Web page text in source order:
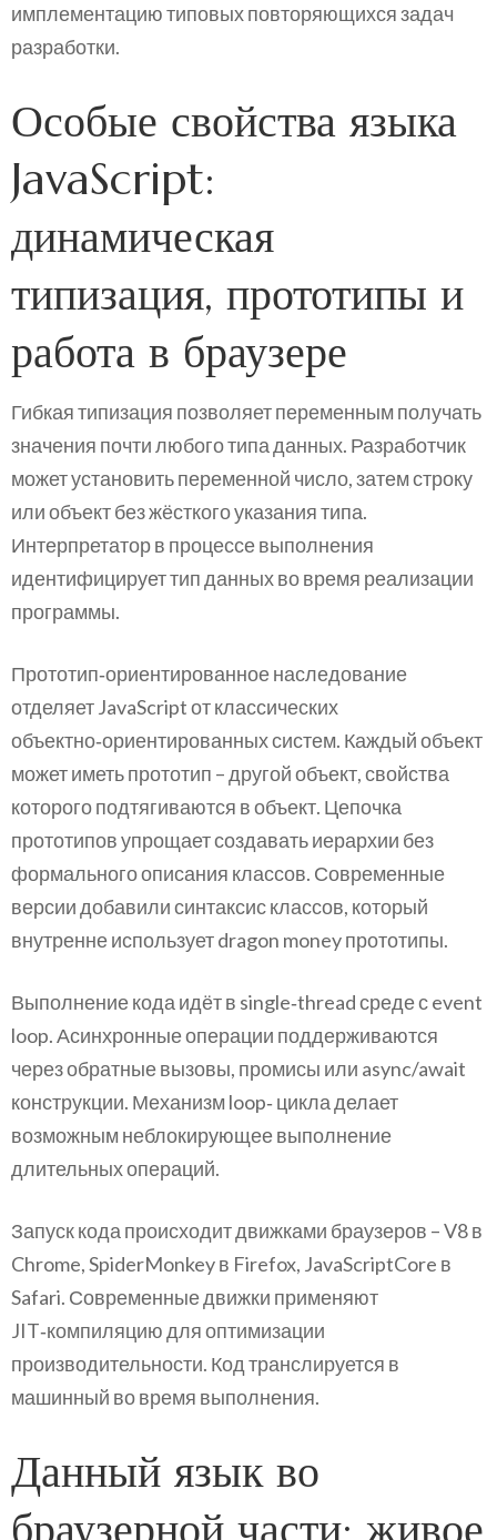
имплементацию типовых повторяющихся задач
разработки.
Особые свойства языка
JavaScript:
динамическая
типизация, прототипы и
работа в браузере
Гибкая типизация позволяет переменным получать
значения почти любого типа данных. Разработчик
может установить переменной число, затем строку
или объект без жёсткого указания типа.
Интерпретатор в процессе выполнения
идентифицирует тип данных во время реализации
программы.
Прототип‑ориентированное наследование
отделяет JavaScript от классических
объектно‑ориентированных систем. Каждый объект
может иметь прототип – другой объект, свойства
которого подтягиваются в объект. Цепочка
прототипов упрощает создавать иерархии без
формального описания классов. Современные
версии добавили синтаксис классов, который
внутренне использует dragon money прототипы.
Выполнение кода идёт в single‑thread среде с event
loop. Асинхронные операции поддерживаются
через обратные вызовы, промисы или async/await
конструкции. Механизм loop‑ цикла делает
возможным неблокирующее выполнение
длительных операций.
Запуск кода происходит движками браузеров – V8 в
Chrome, SpiderMonkey в Firefox, JavaScriptCore в
Safari. Современные движки применяют
JIT‑компиляцию для оптимизации
производительности. Код транслируется в
машинный во время выполнения.
Данный язык во